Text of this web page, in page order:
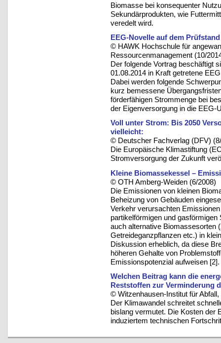
Biomasse bei konsequenter
Sekundärprodukten, wie
veredelt wird.
EEG-Novelle auf dem Prüfstand
© HAWK Hochschule für
Ressourcenmanagement (10/
Der folgende Vortrag beschäftigt
01.08.2014 in Kraft getretene
Dabei werden folgende
kurz bemessene
förderfähigen Strommenge bei
der Eigenversorgung in die EEG-
Voll unter Strom: Bis 2050
vielleicht:
© Deutscher Fachverlag (DFV)
Die Europäische Klimastiftung
Stromversorgung der Zukunft
Kleine Biomassekessel –
© OTH Amberg-Weiden (6/2008)
Die Emissionen von kleinen
Beheizung von Gebäuden
Verkehr verursachten
partikelförmigen und
auch alternative Biomassesorten
Getreideganzpflanzen etc.) in
Diskussion erheblich, da diese
höheren Gehalte von
Emissionspotenzial aufweisen [2].
Welchen Beitrag kann die
Reststoffen zur Verminderung
© Witzenhausen-Institut für
Der Klimawandel schreitet
bislang vermutet. Die Kosten der
induziertem technischen